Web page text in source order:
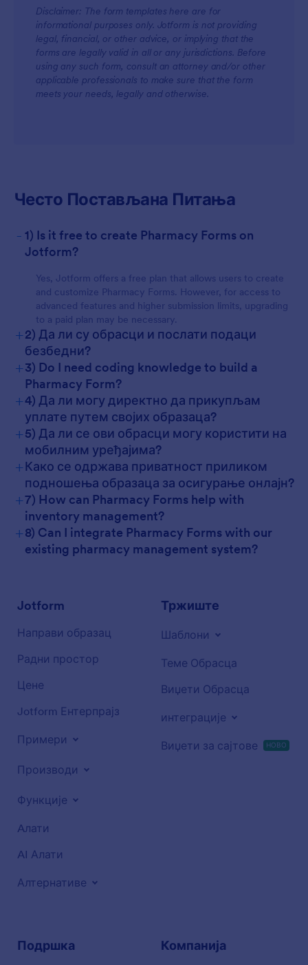
For Teams
For Customers
Disclaimer: The form templates here are for
informational purposes only. Jotform is not providing
legal, financial, or other advice, or implying that the
forms are legally valid in all or any jurisdictions. Before
using any such form, consult an attorney and/or other
applicable professionals to make sure that the form
meets your needs, legally and otherwise.
Често Постављана Питања
- 1) Is it free to create Pharmacy Forms on
Jotform?
Yes, Jotform offers a free plan that allows users to create
and customize Pharmacy Forms. However, for access to
advanced features and higher submission limits, upgrading
to a paid plan may be necessary.
+2) Да ли су обрасци и послати подаци
безбедни?
+3) Do I need coding knowledge to build a
Pharmacy Form?
+4) Да ли могу директно да прикупљам
уплате путем својих образаца?
+5) Да ли се ови обрасци могу користити на
мобилним уређајима?
+Како се одржава приватност приликом
подношења образаца за осигурање онлајн?
+7) How can Pharmacy Forms help with
inventory management?
+8) Can I integrate Pharmacy Forms with our
existing pharmacy management system?
Jotform
Направи образац
Радни простор
Цене
Jotform Ентерпрајз
Примери
Производи
Функције
Aлати
AI Алати
Алтернативе
Тржиште
Шаблони
Теме Обрасца
Виџети Обрасца
интеграције
Виџети за сајтове НОВО
Подршка Компанија